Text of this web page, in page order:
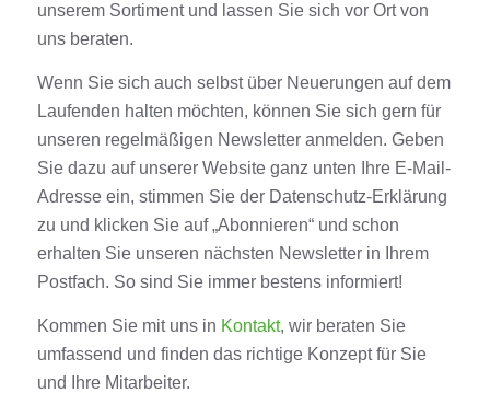
unserem Sortiment und lassen Sie sich vor Ort von
uns beraten.
Wenn Sie sich auch selbst über Neuerungen auf dem
Laufenden halten möchten, können Sie sich gern für
unseren regelmäßigen Newsletter anmelden. Geben
Sie dazu auf unserer Website ganz unten Ihre E-Mail-
Adresse ein, stimmen Sie der Datenschutz-Erklärung
zu und klicken Sie auf „Abonnieren“ und schon
erhalten Sie unseren nächsten Newsletter in Ihrem
Postfach. So sind Sie immer bestens informiert!
Kommen Sie mit uns in Kontakt, wir beraten Sie
umfassend und finden das richtige Konzept für Sie
und Ihre Mitarbeiter.